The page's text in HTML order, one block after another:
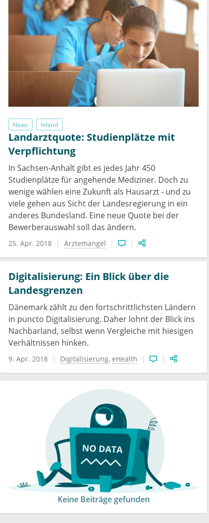
News Inland
Landarztquote: Studienplätze mit
Verpflichtung
In Sachsen-Anhalt gibt es jedes Jahr 450
Studienplätze für angehende Mediziner. Doch zu
wenige wählen eine Zukunft als Hausarzt - und zu
viele gehen aus Sicht der Landesregierung in ein
anderes Bundesland. Eine neue Quote bei der
Bewerberauswahl soll das ändern.
25. Apr. 2018 Ärztemangel
Digitalisierung: Ein Blick über die
Landesgrenzen
Dänemark zählt zu den fortschrittlichsten Ländern
in puncto Digitalisierung. Daher lohnt der Blick ins
Nachbarland, selbst wenn Vergleiche mit hiesigen
Verhältnissen hinken.
9. Apr. 2018 Digitalisierung eHealth
Keine Beiträge gefunden